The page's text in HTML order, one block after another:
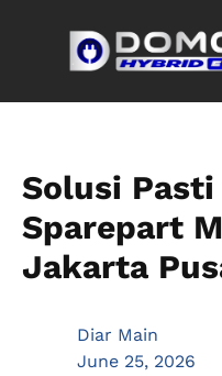
Solusi Pasti
Sparepart
Jakarta
Diar Main
June 25, 2026